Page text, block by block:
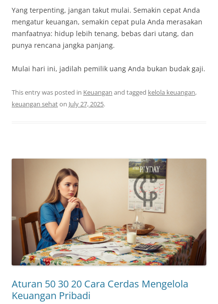
Yang terpenting, jangan takut mulai. Semakin cepat Anda
mengatur keuangan, semakin cepat pula Anda merasakan
manfaatnya: hidup lebih tenang, bebas dari utang, dan
punya rencana jangka panjang.
Mulai hari ini, jadilah pemilik uang Anda bukan budak gaji.
This entry was posted in Keuangan and tagged kelola keuangan,
keuangan sehaton July 27, 2025.
Aturan 50 30 20 Cara Cerdas Mengelola
Keuangan Pribadi